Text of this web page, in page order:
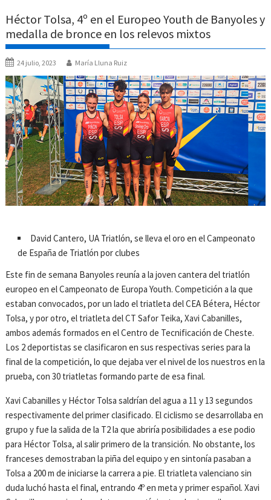
Héctor Tolsa, 4º en el Europeo Youth de Banyoles y
medalla de bronce en los relevos mixtos
24 julio, 2023 María Lluna Ruiz
David Cantero, UA Triatlón, se lleva el oro en el Campeonato
de España de Triatlón por clubes
Este fin de semana Banyoles reunía a la joven cantera del triatlón
europeo en el Campeonato de Europa Youth. Competición a la que
estaban convocados, por un lado el triatleta del CEA Bétera, Héctor
Tolsa, y por otro, el triatleta del CT Safor Teika, Xavi Cabanilles,
ambos además formados en el Centro de Tecnificación de Cheste.
Los 2 deportistas se clasificaron en sus respectivas series para la
final de la competición, lo que dejaba ver el nivel de los nuestros en la
prueba, con 30 triatletas formando parte de esa final.
Xavi Cabanilles y Héctor Tolsa saldrían del agua a 11 y 13 segundos
respectivamente del primer clasificado. El ciclismo se desarrollaba en
grupo y fue la salida de la T2 la que abriría posibilidades a ese podio
para Héctor Tolsa, al salir primero de la transición. No obstante, los
franceses demostraban la piña del equipo y en sintonía pasaban a
Tolsa a 200 m de iniciarse la carrera a pie. El triatleta valenciano sin
duda luchó hasta el final, entrando 4º en meta y primer español. Xavi